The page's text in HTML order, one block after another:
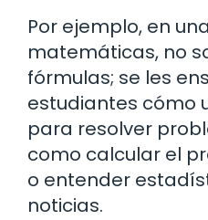
Por ejemplo, en
matemáticas, no
fórmulas; se les
estudiantes cómo
para resolver
como calcular el
o entender
noticias.